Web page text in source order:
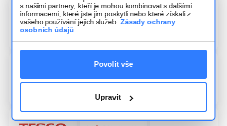
s našimi partnery, kteří je mohou kombinovat s dalšími
informacemi, které jste jim poskytli nebo které získali z
vašeho používání jejich služeb.Zásady ochrany
osobních údajů
Povolit vše
Upravit